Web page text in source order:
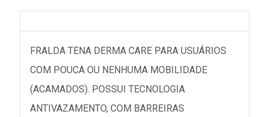
FRALDA TENA DERMA CARE PARA USUÁRIOS
COM POUCA OU NENHUMA MOBILIDADE
(ACAMADOS). POSSUI TECNOLOGIA
ANTIVAZAMENTO, COM BARREIRAS